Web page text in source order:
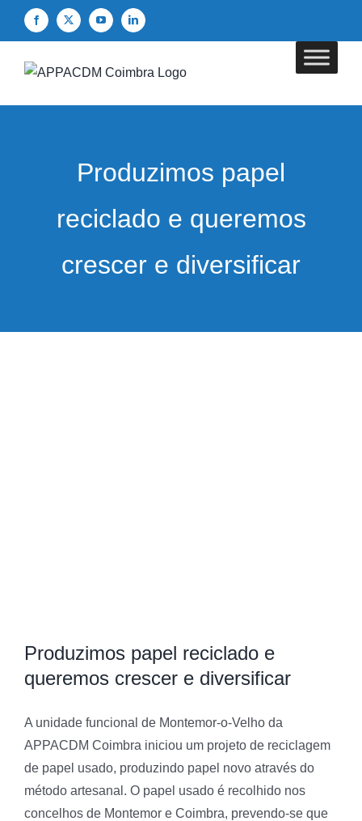
Facebook
X YouTubeLinkedIn
Produzimos papel
reciclado e queremos
crescer e diversificar
Produzimos papel reciclado e
queremos crescer e diversificar
A unidade funcional de Montemor-o-Velho da
APPACDM Coimbra iniciou um projeto de reciclagem
de papel usado, produzindo papel novo através do
método artesanal. O papel usado é recolhido nos
concelhos de Montemor e Coimbra, prevendo-se que